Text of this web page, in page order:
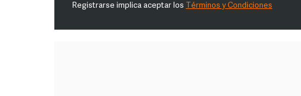
Registrarse implica aceptar los Términos y Condiciones